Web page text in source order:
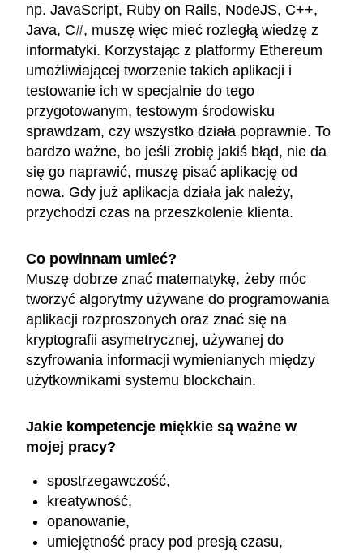
np. JavaScript, Ruby on Rails, NodeJS, C++,
Java, C#, muszę więc mieć rozległą wiedzę z
informatyki. Korzystając z platformy Ethereum
umożliwiającej tworzenie takich aplikacji i
testowanie ich w specjalnie do tego
przygotowanym, testowym środowisku
sprawdzam, czy wszystko działa poprawnie. To
bardzo ważne, bo jeśli zrobię jakiś błąd, nie da
się go naprawić, muszę pisać aplikację od
nowa. Gdy już aplikacja działa jak należy,
przychodzi czas na przeszkolenie klienta.
Co powinnam umieć?
Muszę dobrze znać matematykę, żeby móc
tworzyć algorytmy używane do programowania
aplikacji rozproszonych oraz znać się na
kryptografii asymetrycznej, używanej do
szyfrowania informacji wymienianych między
użytkownikami systemu blockchain.
Jakie kompetencje miękkie są ważne w
mojej pracy?
spostrzegawczość,
kreatywność,
opanowanie,
umiejętność pracy pod presją czasu,